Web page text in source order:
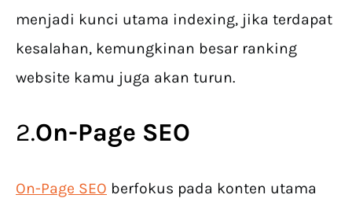
menjadi kunci utama indexing, jika terdapat
kesalahan, kemungkinan besar ranking
website kamu juga akan turun.
2.On-Page SEO
On-Page SEO berfokus pada konten utama